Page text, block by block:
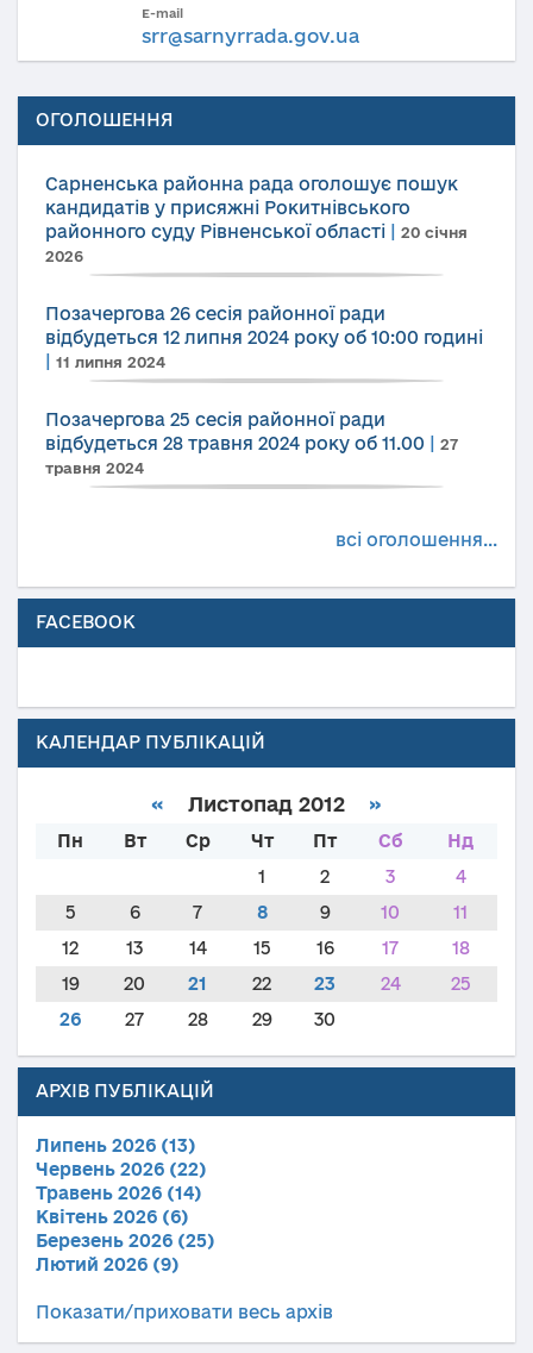
E-mail
srr@sarnyrrada.gov.ua
ОГОЛОШЕННЯ
Сарненська районна рада оголошує пошук
кандидатів у присяжні Рокитнівського
районного суду Рівненської області
20 січня
2026
Позачергова 26 сесія районної ради
відбудеться 12 липня 2024 року об 10:00 годині
11 липня 2024
Позачергова 25 сесія районної ради
відбудеться 28 травня 2024 року об 11.00
27
травня 2024
всі оголошення...
FACEBOOK
КАЛЕНДАР ПУБЛІКАЦІЙ
« Листопад 2012 »
Пн Вт Ср Чт Пт Сб
Нд
1
2 3
4
5
6 7 8 9 10
11
12
13 14 15 16 17
18
19
20 21 22 23 24
25
26
27 28 29 30
АРХІВ ПУБЛІКАЦІЙ
Липень 2026 (13)
Червень 2026 (22)
Травень 2026 (14)
Квітень 2026 (6)
Березень 2026 (25)
Лютий 2026 (9)
Показати/приховати весь архів